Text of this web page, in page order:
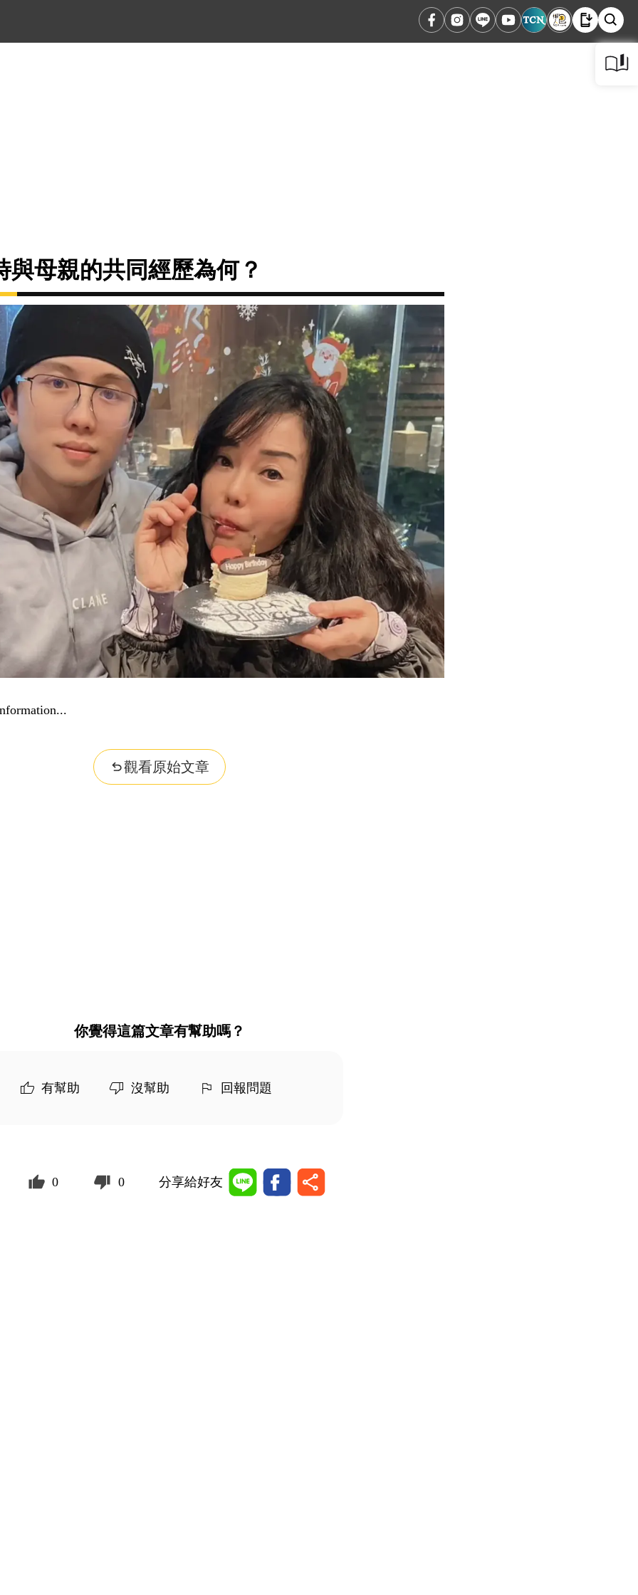
與母親的共同經歷為何？
觀看原始文章
你覺得這篇文章有幫助嗎？
有幫助 沒幫助 回報問題
0 0 分享給好友